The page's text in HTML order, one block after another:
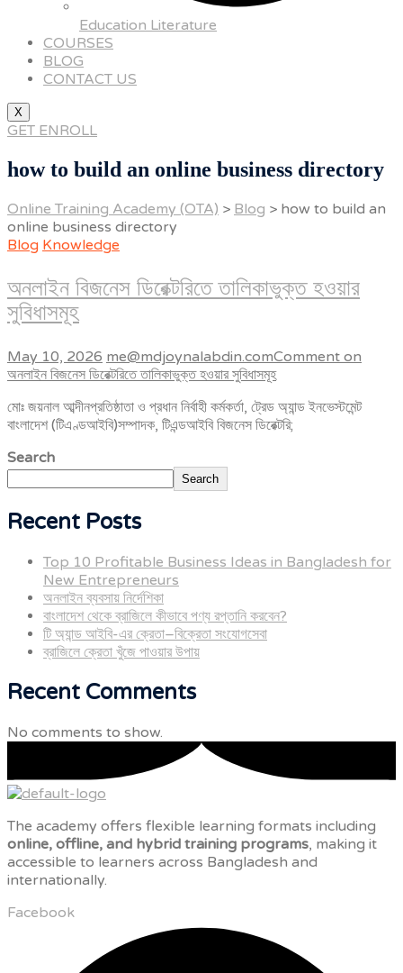
Education Literature
COURSES
BLOG
CONTACT US
X
GET ENROLL
how to build an online business directory
Online Training Academy (OTA) > Blog > how to build an
online business directory
Blog Knowledge
অনলাইন বিজনেস ডিরেক্টরিতে তালিকাভুক্ত হওয়ার
সুবিধাসমূহ
May 10, 2026 me@mdjoynalabdin.comComment on
অনলাইন বিজনেস ডিরেক্টরিতে তালিকাভুক্ত হওয়ার সুবিধাসমূহ
মোঃ জয়নাল আব্দীনপ্রতিষ্ঠাতা ও প্রধান নির্বাহী কর্মকর্তা, ট্রেড অ্যান্ড ইনভেস্টমেন্ট
বাংলাদেশ (টিএণ্ডআইবি)সম্পাদক, টিএন্ডআইবি বিজনেস ডিরেক্টরি;
Search
Search
Recent Posts
Top 10 Profitable Business Ideas in Bangladesh for
New Entrepreneurs
অনলাইন ব্যবসায় নির্দেশিকা
বাংলাদেশ থেকে ব্রাজিলে কীভাবে পণ্য রপ্তানি করবেন?
টি অ্যান্ড আইবি-এর ক্রেতা–বিক্রেতা সংযোগসেবা
ব্রাজিলে ক্রেতা খুঁজে পাওয়ার উপায়
Recent Comments
No comments to show.
The academy offers flexible learning formats including
online, offline, and hybrid training programs, making it
accessible to learners across Bangladesh and
internationally.
Facebook